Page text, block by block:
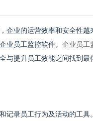
企业的运营效率和安全性
业员工监控软件。 企业员工
与提升员工效能之间找到最
记录员工行为及活动的工